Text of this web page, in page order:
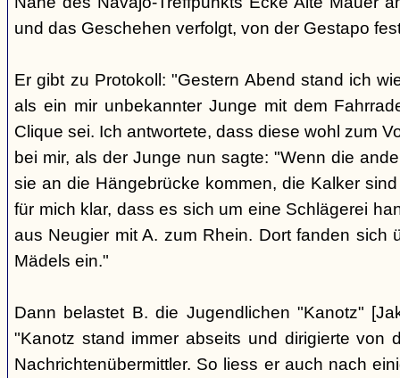
und das Geschehen verfolgt, von der Gestapo
Er gibt zu Protokoll: "Gestern Abend stand ich
als ein mir unbekannter Junge mit dem
Clique sei. Ich antwortete, dass diese wohl zum
bei mir, als der Junge nun sagte: "Wenn die
sie an die Hängebrücke kommen, die Kalker
für mich klar, dass es sich um eine Schlägerei
aus Neugier mit A. zum Rhein. Dort fanden sich
Mädels ein."
Dann belastet B. die Jugendlichen "Kanotz"
"Kanotz stand immer abseits und dirigierte von
Nachrichtenübermittler. So liess er auch nach